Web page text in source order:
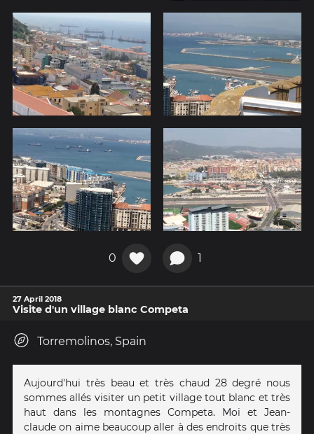
0 1
27 April 2018
Visite d'un village blanc Competa
Torremolinos, Spain
Aujourd'hui très beau et très chaud 28 degré nous
sommes allés visiter un petit village tout blanc et très
haut dans les montagnes Competa. Moi et Jean-
claude on aime beaucoup aller à des endroits que très